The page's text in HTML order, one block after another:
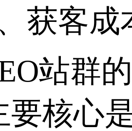
客成
群的
要核心